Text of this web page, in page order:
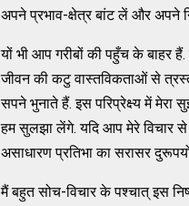
अपने प्रभाव-क्षेत्र बांट लें और अपने
यों भी आप गरीबों की पहुँच के बाहर
जीवन की कटु वास्तविकताओं से
सपने भुनाते हैं. इस परिप्रेक्ष्य में
हम सुलझा लेंगे. यदि आप मेरे विचार से
असाधारण प्रतिभा का सरासर
मैं बहुत सोच-विचार के पश्चात् इस